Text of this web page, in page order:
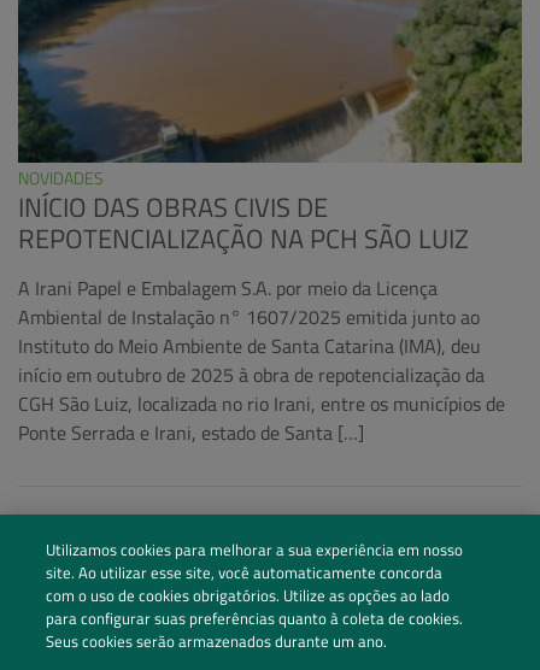
NOVIDADES
INÍCIO DAS OBRAS CIVIS DE
REPOTENCIALIZAÇÃO NA PCH SÃO LUIZ
A Irani Papel e Embalagem S.A. por meio da Licença
Ambiental de Instalação n° 1607/2025 emitida junto ao
Instituto do Meio Ambiente de Santa Catarina (IMA), deu
início em outubro de 2025 à obra de repotencialização da
CGH São Luiz, localizada no rio Irani, entre os municípios de
Ponte Serrada e Irani, estado de Santa […]
Utilizamos cookies para melhorar a sua experiência em nosso
site. Ao utilizar esse site, você automaticamente concorda
com o uso de cookies obrigatórios. Utilize as opções ao lado
para configurar suas preferências quanto à coleta de cookies.
Seus cookies serão armazenados durante um ano.